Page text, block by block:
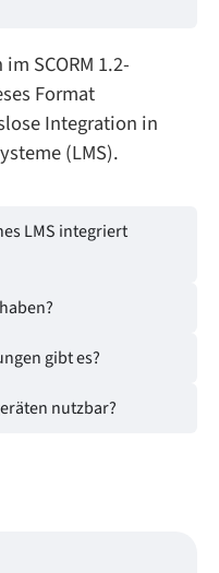
SCORM 1.2-
Format
Integration in
(LMS).
LMS integriert
gibt es?
nutzbar?